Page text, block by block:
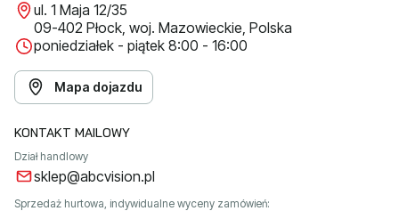
ul. 1 Maja 12/35
09-402 Płock, woj. Mazowieckie, Polska
poniedziałek - piątek 8:00 - 16:00
Mapa dojazdu
KONTAKT MAILOWY
Dział handlowy
sklep@abcvision.pl
Sprzedaż hurtowa, indywidualne wyceny zamówień: